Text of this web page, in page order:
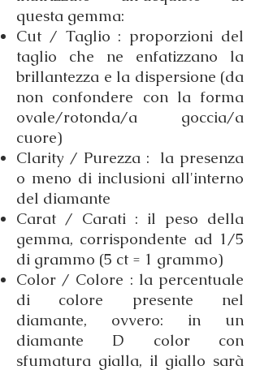
questa gemma:
Cut / Taglio : proporzioni del
taglio che ne enfatizzano la
brillantezza e la dispersione (da
non confondere con la forma
ovale/rotonda/a goccia/a
cuore)
Clarity / Purezza : la presenza
o meno di inclusioni all'interno
del diamante
Carat / Carati : il peso della
gemma, corrispondente ad 1/5
di grammo (5 ct = 1 grammo)
Color / Colore : la percentuale
di colore presente nel
diamante, ovvero: in un
diamante D color con
sfumatura gialla, il giallo sarà